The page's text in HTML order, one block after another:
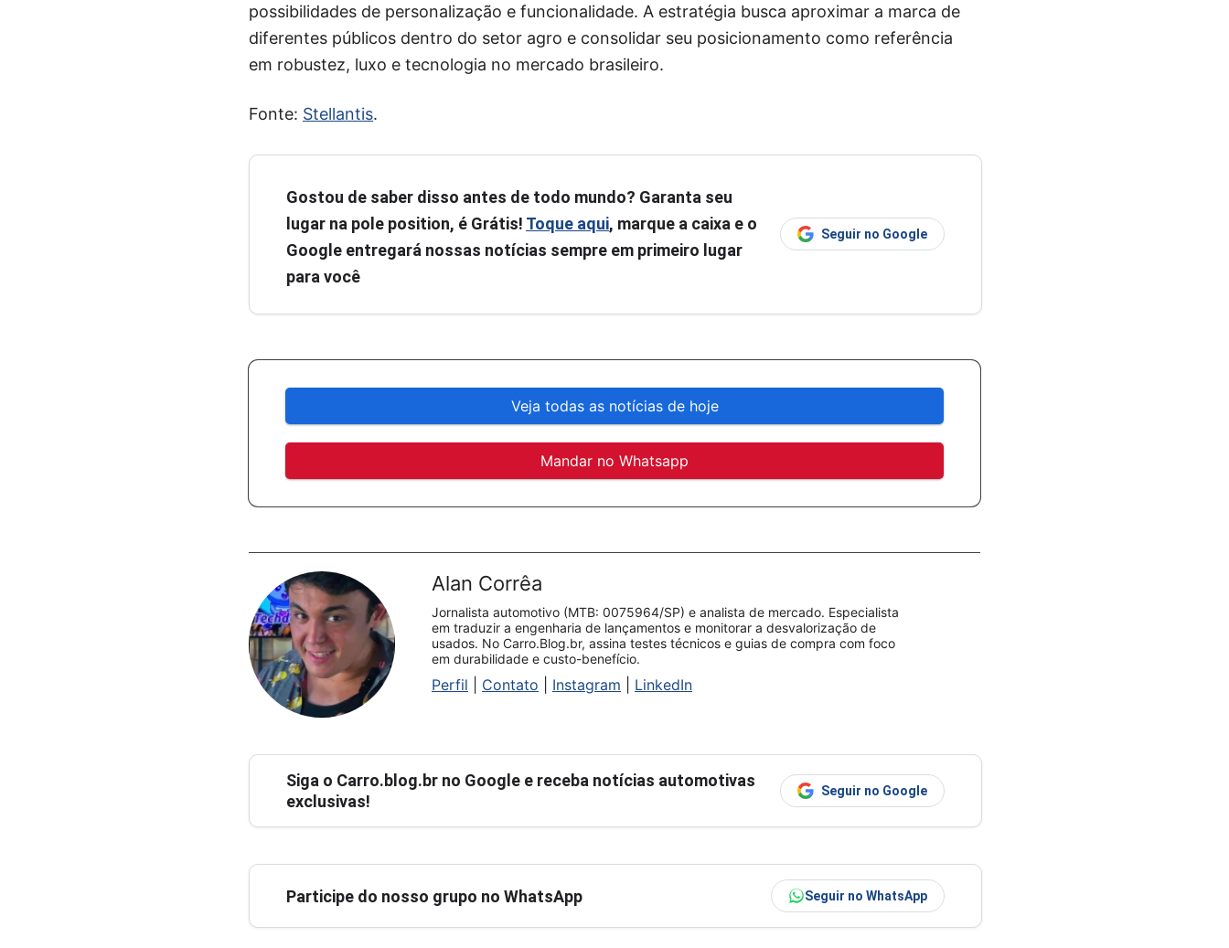
possibilidades de personalização e funcionalidade. A estratégia busca aproximar a marca de
diferentes públicos dentro do setor agro e consolidar seu posicionamento como referência
em robustez, luxo e tecnologia no mercado brasileiro.
Fonte: Stellantis.
Gostou de saber disso antes de todo mundo? Garanta seu
lugar na pole position, é Grátis! Toque aqui, marque a caixa e o
Google entregará nossas notícias sempre em primeiro lugar
para você
Seguir no Google
Veja todas as notícias de hoje
Mandar no Whatsapp
Alan Corrêa
Jornalista automotivo (MTB: 0075964/SP) e analista de mercado. Especialista
em traduzir a engenharia de lançamentos e monitorar a desvalorização de
usados. No Carro.Blog.br, assina testes técnicos e guias de compra com foco
em durabilidade e custo-benefício.
Perfil Contato Instagram LinkedIn
Siga o Carro.blog.br no Google e receba notícias automotivas
exclusivas!
Seguir no Google
Participe do nosso grupo no WhatsApp Seguir no WhatsApp